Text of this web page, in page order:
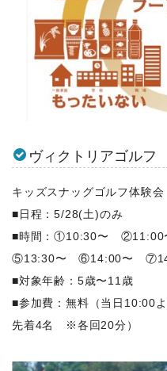
ヴィクトリアゴルフ
キッズスナッグゴルフ体験会
■日程：5/28(土)のみ
■時間：①10:30〜
⑤13:30〜 ⑥14:00〜
■対象年齢：5歳〜11歳
■参加費：無料（当日10:00
先着4名 ※各回20分）